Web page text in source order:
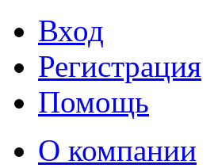
Вход
Регистрация
Помощь
О компании